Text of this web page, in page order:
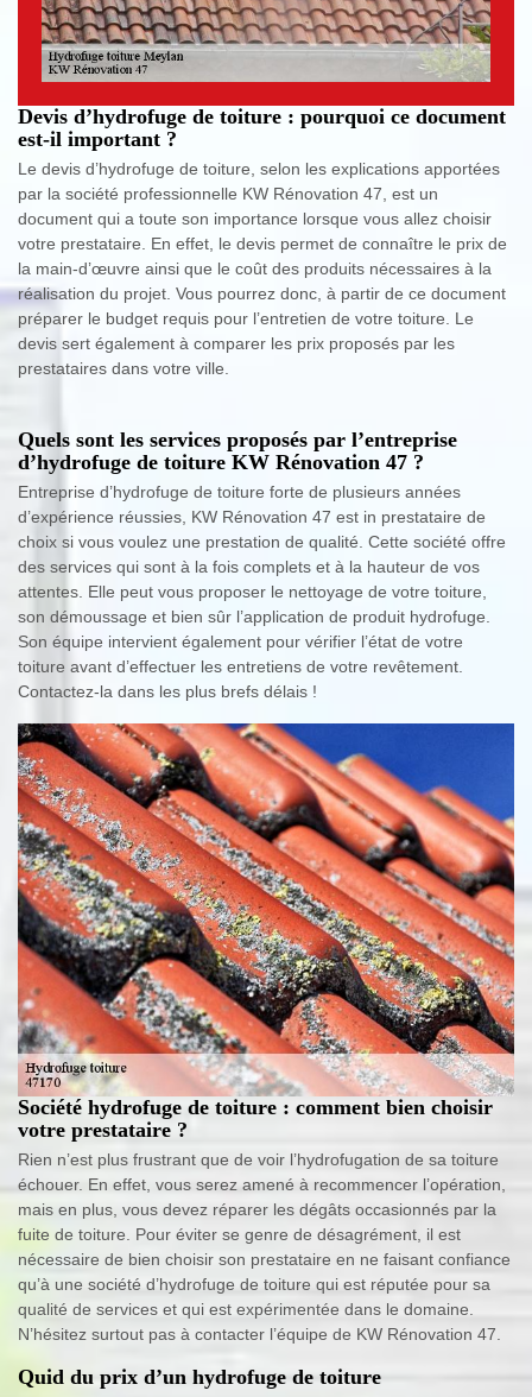
Devis d’hydrofuge de toiture : pourquoi ce document
est-il important ?
Le devis d’hydrofuge de toiture, selon les explications apportées
par la société professionnelle KW Rénovation 47, est un
document qui a toute son importance lorsque vous allez choisir
votre prestataire. En effet, le devis permet de connaître le prix de
la main-d’œuvre ainsi que le coût des produits nécessaires à la
réalisation du projet. Vous pourrez donc, à partir de ce document
préparer le budget requis pour l’entretien de votre toiture. Le
devis sert également à comparer les prix proposés par les
prestataires dans votre ville.
Quels sont les services proposés par l’entreprise
d’hydrofuge de toiture KW Rénovation 47 ?
Entreprise d’hydrofuge de toiture forte de plusieurs années
d’expérience réussies, KW Rénovation 47 est in prestataire de
choix si vous voulez une prestation de qualité. Cette société offre
des services qui sont à la fois complets et à la hauteur de vos
attentes. Elle peut vous proposer le nettoyage de votre toiture,
son démoussage et bien sûr l’application de produit hydrofuge.
Son équipe intervient également pour vérifier l’état de votre
toiture avant d’effectuer les entretiens de votre revêtement.
Contactez-la dans les plus brefs délais !
Société hydrofuge de toiture : comment bien choisir
votre prestataire ?
Rien n’est plus frustrant que de voir l’hydrofugation de sa toiture
échouer. En effet, vous serez amené à recommencer l’opération,
mais en plus, vous devez réparer les dégâts occasionnés par la
fuite de toiture. Pour éviter se genre de désagrément, il est
nécessaire de bien choisir son prestataire en ne faisant confiance
qu’à une société d’hydrofuge de toiture qui est réputée pour sa
qualité de services et qui est expérimentée dans le domaine.
N’hésitez surtout pas à contacter l’équipe de KW Rénovation 47.
Quid du prix d’un hydrofuge de toiture